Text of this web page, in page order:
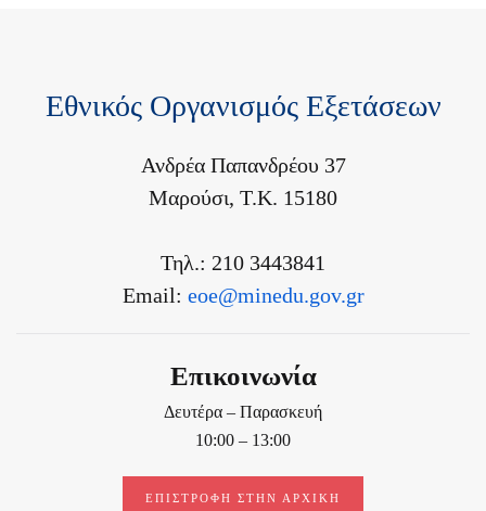
Εθνικός Οργανισμός Εξετάσεων
Ανδρέα Παπανδρέου 37
Μαρούσι, Τ.Κ. 15180
Τηλ.: 210 3443841
Email: eoe@minedu.gov.gr
Επικοινωνία
Δευτέρα – Παρασκευή
10:00 – 13:00
ΕΠΙΣΤΡΟΦΉ ΣΤΗΝ ΑΡΧΙΚΉ